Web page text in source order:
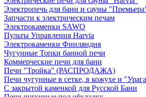
Электропечь для бани и сауны
Запчасти к электрическим печам
Электрокаменки SAWO
Пульты Управления Harvia
Электрокаменки Финляндия
Чугунные Топки банной печи
Коммерческие печи для бани
Печи "Тройка" (РАСПРОДАЖА)
Печи чугунные в сетке, в кожухе и
С закрытой каменкой для Русской Бани